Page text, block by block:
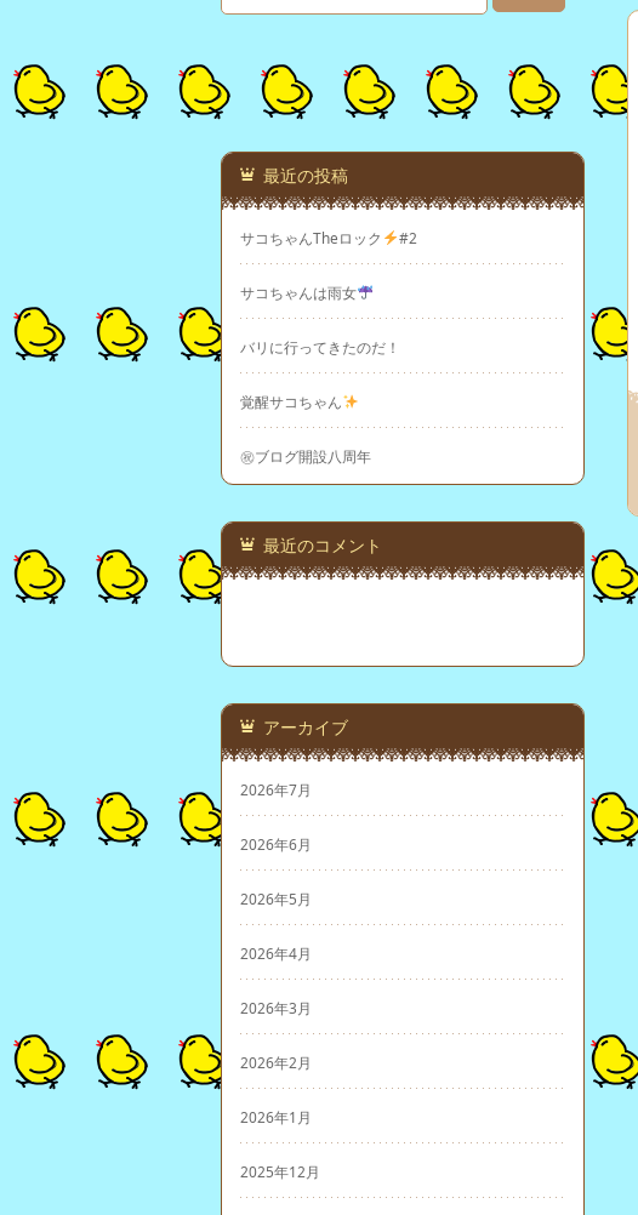
最近の投稿
サコちゃんTheロック #2
サコちゃんは雨女
バリに行ってきたのだ！
覚醒サコちゃん
㊗ブログ開設八周年
最近のコメント
アーカイブ
2026年7月
2026年6月
2026年5月
2026年4月
2026年3月
2026年2月
2026年1月
2025年12月